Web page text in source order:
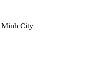
Minh City